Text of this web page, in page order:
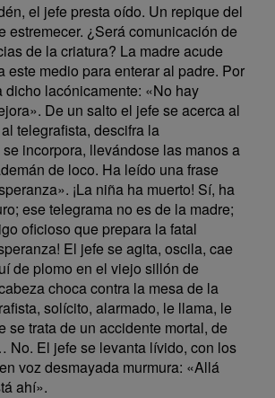
el jefe presta oído. Un repique del
estremecer. ¿Será comunicación de
de la criatura? La madre acude
este medio para enterar al padre. Por
dicho lacónicamente: «No hay
De un salto el jefe se acerca al
telegrafista, descifra la
incorpora, llevándose las manos a
de loco. Ha leído una frase
¡La niña ha muerto! Sí, ha
ese telegrama no es de la madre;
oficioso que prepara la fatal
El jefe se agita, oscila, cae
de plomo en el viejo sillón de
choca contra la mesa de la
solícito, alarmado, le llama, le
se trata de un accidente mortal, de
No. El jefe se levanta lívido, con los
voz desmayada murmura: «Allá
ahí».